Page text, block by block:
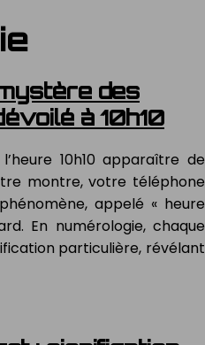
des
à 10h10
10h10 apparaître de
montre, votre téléphone
appelé « heure
En numérologie, chaque
particulière, révélant